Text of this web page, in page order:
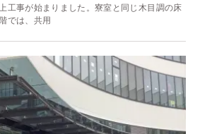
工事が始まりました。寮室と同じ木目調の床
では、共用